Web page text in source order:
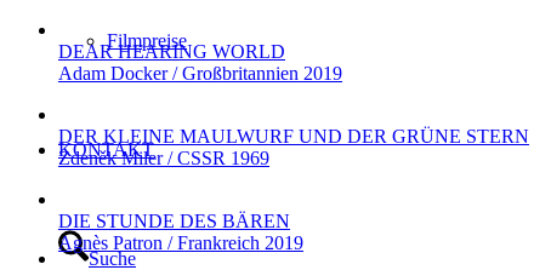
Filmpreise
KONTAKT
Suche
DEAR HEARING WORLD
Adam Docker / Großbritannien 2019
DER KLEINE MAULWURF UND DER GRÜNE STERN
Zdeněk Miler / CSSR 1969
DIE STUNDE DES BÄREN
Agnès Patron / Frankreich 2019